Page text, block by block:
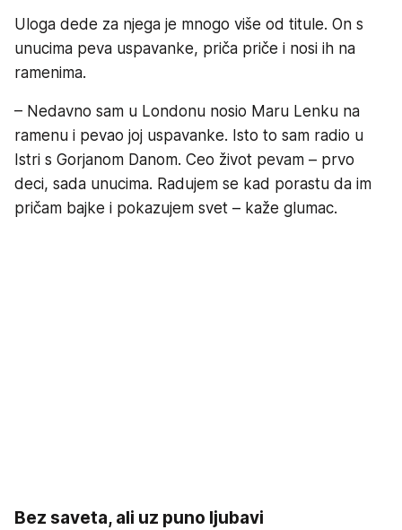
Uloga dede za njega je mnogo više od titule. On s
unucima peva uspavanke, priča priče i nosi ih na
ramenima.
– Nedavno sam u Londonu nosio Maru Lenku na
ramenu i pevao joj uspavanke. Isto to sam radio u
Istri s Gorjanom Danom. Ceo život pevam – prvo
deci, sada unucima. Radujem se kad porastu da im
pričam bajke i pokazujem svet – kaže glumac.
Bez saveta, ali uz puno ljubavi